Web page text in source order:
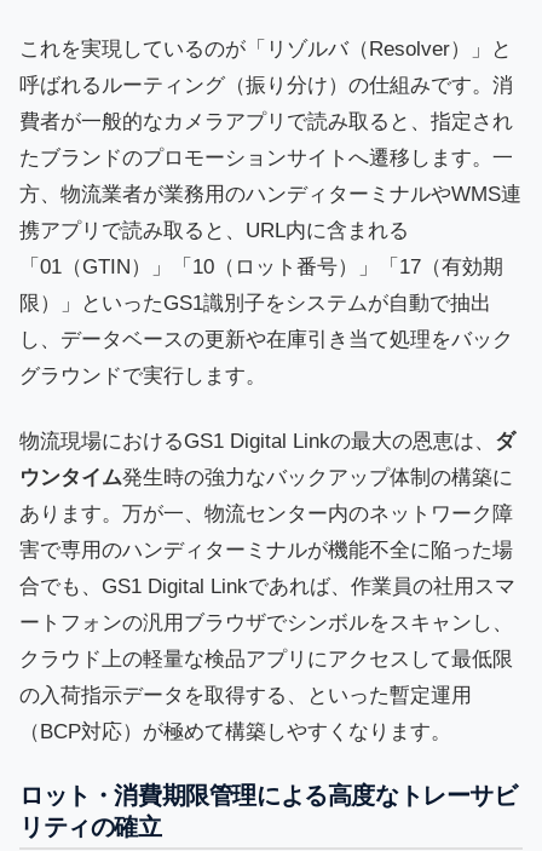
これを実現しているのが「リゾルバ（Resolver）」と
呼ばれるルーティング（振り分け）の仕組みです。消
費者が一般的なカメラアプリで読み取ると、指定され
たブランドのプロモーションサイトへ遷移します。一
方、物流業者が業務用のハンディターミナルやWMS連
携アプリで読み取ると、URL内に含まれる
「01（GTIN）」「10（ロット番号）」「17（有効期
限）」といったGS1識別子をシステムが自動で抽出
し、データベースの更新や在庫引き当て処理をバック
グラウンドで実行します。
物流現場におけるGS1 Digital Linkの最大の恩恵は、 ダ
ウンタイム発生時の強力なバックアップ体制の構築に
あります。万が一、物流センター内のネットワーク障
害で専用のハンディターミナルが機能不全に陥った場
合でも、GS1 Digital Linkであれば、作業員の社用スマ
ートフォンの汎用ブラウザでシンボルをスキャンし、
クラウド上の軽量な検品アプリにアクセスして最低限
の入荷指示データを取得する、といった暫定運用
（BCP対応）が極めて構築しやすくなります。
ロット・消費期限管理による高度なトレーサビ
リティの確立